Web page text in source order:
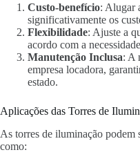
Custo-benefício: Alugar
significativamente os
Flexibilidade: Ajuste a
acordo com a
Manutenção Inclusa: A
empresa locadora,
estado.
Aplicações das Torres de
As torres de iluminação podem
como: